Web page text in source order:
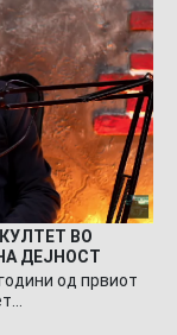
ВО
ДЕЈНОСТ
од првиот